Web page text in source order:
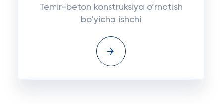
Temir-beton konstruksiya o‘rnatish
bo‘yicha ishchi